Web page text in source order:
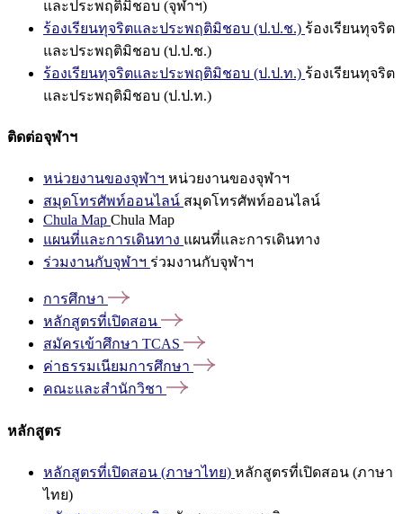
และประพฤติมิชอบ (จุฬาฯ)
ร้องเรียนทุจริตและประพฤติมิชอบ (ป.ป.ช.) ร้องเรียนทุจริต
และประพฤติมิชอบ (ป.ป.ช.)
ร้องเรียนทุจริตและประพฤติมิชอบ (ป.ป.ท.) ร้องเรียนทุจริต
และประพฤติมิชอบ (ป.ป.ท.)
ติดต่อจุฬาฯ
หน่วยงานของจุฬาฯ หน่วยงานของจุฬาฯ
สมุดโทรศัพท์ออนไลน์ สมุดโทรศัพท์ออนไลน์
Chula Map Chula Map
แผนที่และการเดินทาง แผนที่และการเดินทาง
ร่วมงานกับจุฬาฯ ร่วมงานกับจุฬาฯ
การศึกษา
หลักสูตรที่เปิดสอน
สมัครเข้าศึกษา TCAS
ค่าธรรมเนียมการศึกษา
คณะและสำนักวิชา
หลักสูตร
หลักสูตรที่เปิดสอน (ภาษาไทย) หลักสูตรที่เปิดสอน (ภาษา
ไทย)